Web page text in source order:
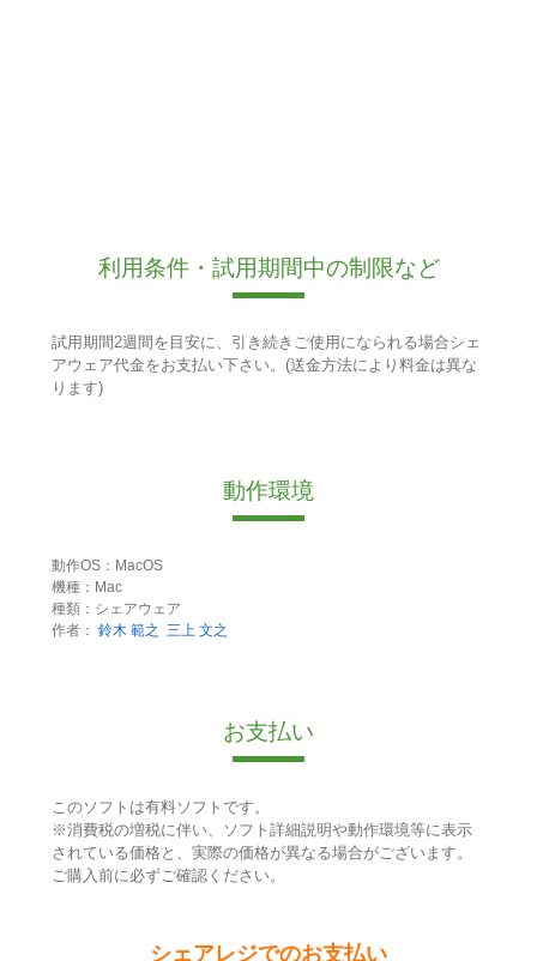
利用条件・試用期間中の制限など
試用期間2週間を目安に、引き続きご使用になられる場合シェ
アウェア代金をお支払い下さい。(送金方法により料金は異な
ります)
動作環境
動作OS：MacOS
機種：Mac
種類：シェアウェア
作者： 鈴木 範之 三上 文之
お支払い
このソフトは有料ソフトです。
※消費税の増税に伴い、ソフト詳細説明や動作環境等に表示
されている価格と、実際の価格が異なる場合がございます。
ご購入前に必ずご確認ください。
シェアレジでのお支払い